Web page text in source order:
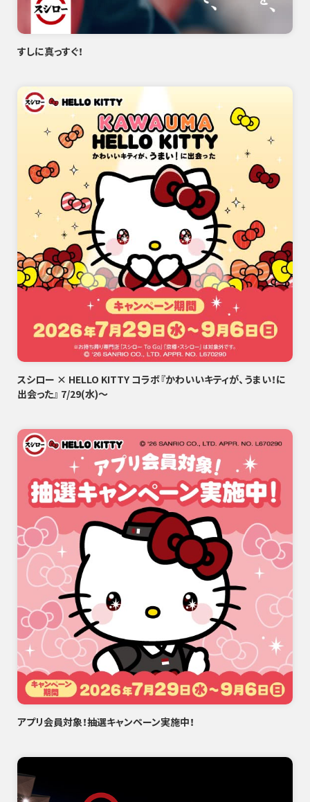
すしに真っすぐ！
スシロー × HELLO KITTY コラボ『かわいいキティが、うまい！に
出会った』 7/29(水)～
アプリ会員対象！抽選キャンペーン実施中！